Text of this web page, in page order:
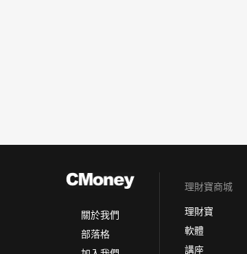
關於我們
部落格
理財寶商城
理財寶
軟體
講座